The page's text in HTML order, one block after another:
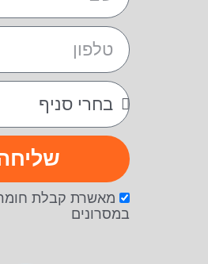
מאשרת קבלת
במסרונים